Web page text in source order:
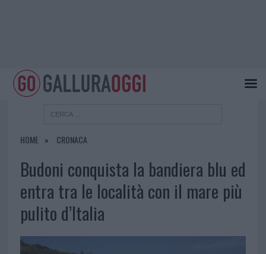
HOME CRONACA
Budoni conquista la bandiera blu ed
entra tra le località con il mare più
pulito d’Italia